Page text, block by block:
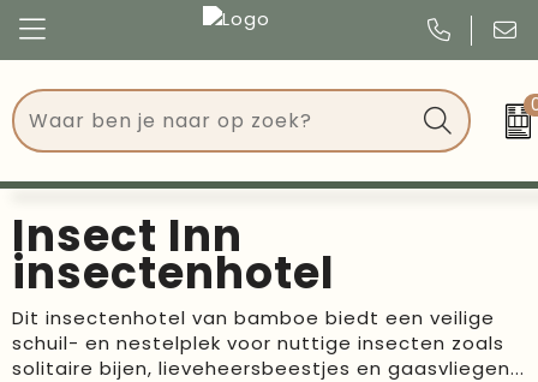
Tassen
Drinkwaren
Events
Give Aways
Congres
Events
Kerst
Verjaardagen
Voetbal, EK en WK
Insect Inn
insectenhotel
Dit insectenhotel van bamboe biedt een veilige
schuil- en nestelplek voor nuttige insecten zoals
solitaire bijen, lieveheersbeestjes en gaasvliegen...